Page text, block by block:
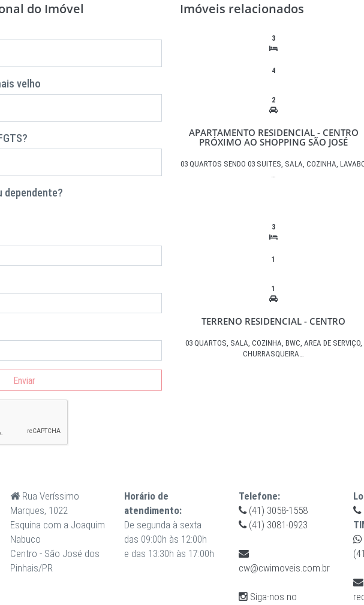
do Imóvel
velho
dependente?
Enviar
Imóveis relacionados
3
4
2
APARTAMENTO RESIDENCIAL - CENTRO
PRÓXIMO AO SHOPPING SÃO JOSÉ
03 QUARTOS SENDO 03 SUITES, SALA, COZINHA,
…
3
1
1
TERRENO RESIDENCIAL - CENTRO
03 QUARTOS, SALA, COZINHA, BWC, AREA DE SERVIÇO,
CHURRASQUEIRA…
Rua Veríssimo
Marques, 1022
Esquina com a Joaquim
Nabuco
Centro - São José dos
Pinhais/PR
Horário de
atendimento:
De segunda à sexta
das 09:00h às 12:00h
e das 13:30h às 17:00h
Telefone:
(41) 3058-1558
(41) 3081-0923
cw@cwimoveis.com.br
Siga-nos no